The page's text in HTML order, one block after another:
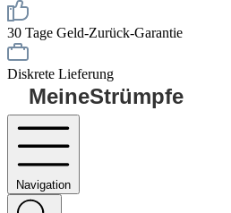
30 Tage Geld-Zurück-Garantie
Diskrete Lieferung
MeineStrümpfe
Navigation